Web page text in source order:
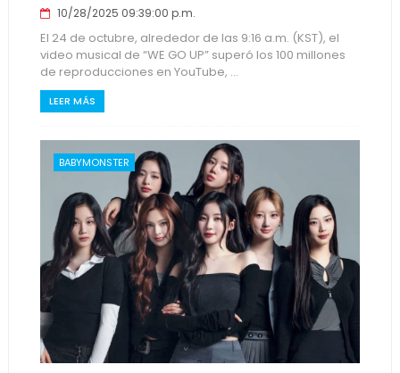
10/28/2025 09:39:00 p.m.
El 24 de octubre, alrededor de las 9:16 a.m. (KST), el
video musical de “WE GO UP” superó los 100 millones
de reproducciones en YouTube, ...
LEER MÁS
BABYMONSTER